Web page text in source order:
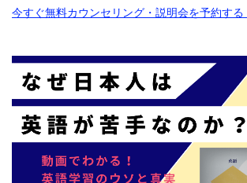
今すぐ無料カウンセリング・説明会を予約する